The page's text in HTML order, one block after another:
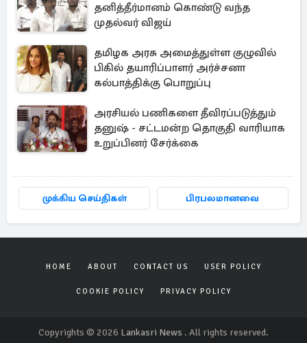
தனித்தீர்மானம் கொண்டு வந்த
முதல்வர் விஜய்
தமிழக அரசு அமைத்துள்ள குழுவில்
பிகில் தயாரிப்பாளர் அர்ச்சனா
கல்பாத்திக்கு பொறுப்பு
அரசியல் பணிகளை தீவிரப்படுத்தும்
தனுஷ் - சட்டமன்ற தொகுதி வாரியாக
உறுப்பினர் சேர்க்கை
முக்கிய செய்திகள் பிரபலமானவை
HOME ABOUT CONTACT US USER POLICY
COOKIE POLICY PRIVACY POLICY
Copyrights © 2026 Lankasri News . All rights reserved.